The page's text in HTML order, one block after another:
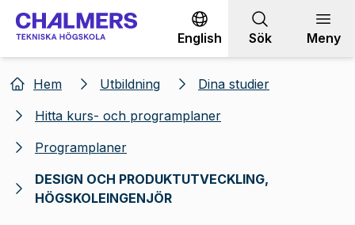
Gå till innehållet
English Sök Meny
Hem Utbildning
Dina studier
Hitta kurs- och programplaner
Programplaner
DESIGN OCH PRODUKTUTVECKLING,
HÖGSKOLEINGENJÖR